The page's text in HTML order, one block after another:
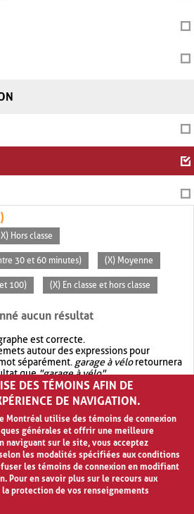
Hors classe
30 et 60 minutes) (X) Moyenne
100) (X) En classe et hors classe
aucun résultat
est correcte.
autour des expressions pour
séparément. garage à véloretournera
que"garage à vélo".
recherche avec OR.garage OR vélo
de résultat quegarage à vélo
DES TÉMOINS AFIN DE
DE NAVIGATION.
Montréal utilise des témoins de connexion
générales et offrir une meilleure
naviguant sur le site, vous acceptez
les modalités spécifiées aux conditions
les témoins de connexion en modifiant
Pour en savoir plus sur le recours aux
protection de vos renseignements